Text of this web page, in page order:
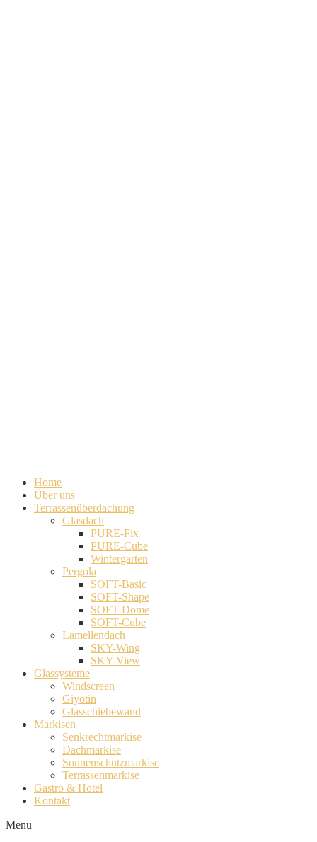
Home
Über uns
Terrassenüberdachung
Glasdach
PURE-Fix
PURE-Cube
Wintergarten
Pergola
SOFT-Basic
SOFT-Shape
SOFT-Dome
SOFT-Cube
Lamellendach
SKY-Wing
SKY-View
Glassysteme
Windscreen
Giyotin
Glasschiebewand
Markisen
Senkrechtmarkise
Dachmarkise
Sonnenschutzmarkise
Terrassenmarkise
Gastro & Hotel
Kontakt
Menu